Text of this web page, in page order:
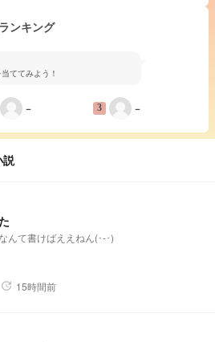
ンキング
ててみよう！
− 3 −
説
んて書けばええねん(･-･)
update 15時間前